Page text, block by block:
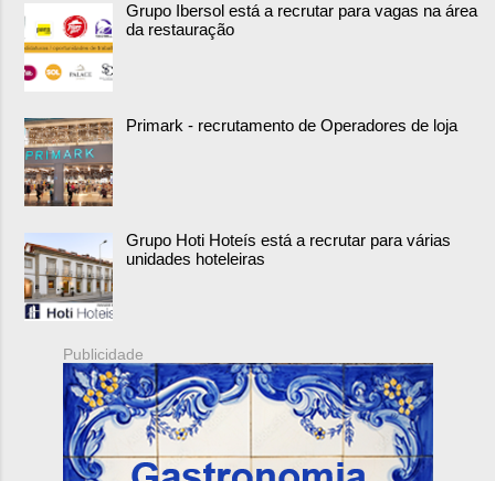
Grupo Ibersol está a recrutar para vagas na área
da restauração
Primark - recrutamento de Operadores de loja
Grupo Hoti Hoteís está a recrutar para várias
unidades hoteleiras
Publicidade